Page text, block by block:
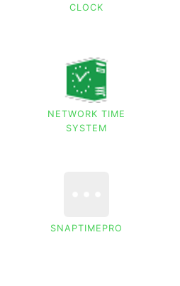
CLOCK
NETWORK TIME
SYSTEM
SNAPTIMEPRO